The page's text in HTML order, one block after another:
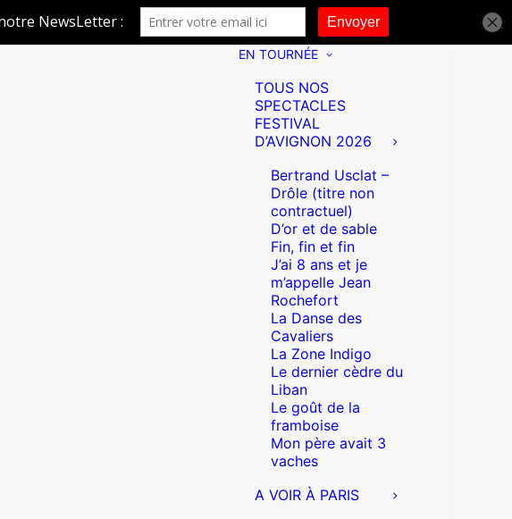
EN TOURNÉE
TOUS NOS
SPECTACLES
FESTIVAL
D’AVIGNON 2026
Bertrand Usclat –
Drôle (titre non
contractuel)
D’or et de sable
Fin, fin et fin
J’ai 8 ans et je
m’appelle Jean
Rochefort
La Danse des
Cavaliers
La Zone Indigo
Le dernier cèdre du
Liban
Le goût de la
framboise
Mon père avait 3
vaches
A VOIR À PARIS